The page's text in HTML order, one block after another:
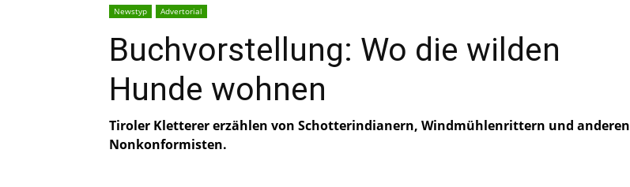
Newstyp Advertorial
Buchvorstellung: Wo die wilden
Hunde wohnen
Tiroler Kletterer erzählen von Schotterindianern, Windmühlenrittern und anderen
Nonkonformisten.